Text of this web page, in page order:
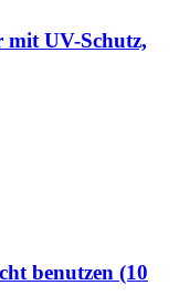
mit UV-Schutz,
benutzen (10